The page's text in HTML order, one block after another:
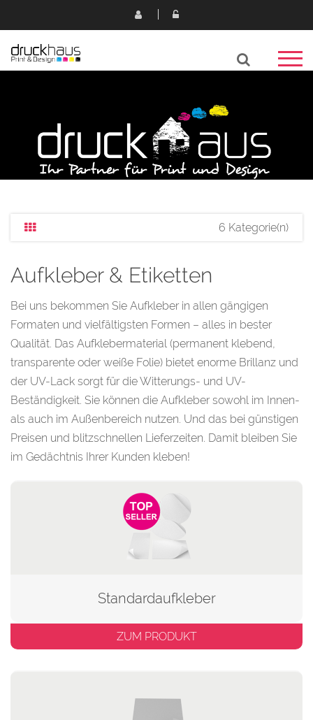
6 Kategorie(n)
Aufkleber & Etiketten
Bei uns bekommen Sie Aufkleber in allen gängigen
Formaten und vielfältigsten Formen – alles in bester
Qualität. Das Aufklebermaterial (permanent klebend,
transparente oder weiße Folie) bietet enorme Brillanz und
der UV-Lack sorgt für die Witterungs- und UV-
Beständigkeit. Sie können die Aufkleber sowohl im Innen-
als auch im Außenbereich nutzen. Und das bei günstigen
Preisen und blitzschnellen Lieferzeiten. Damit bleiben Sie
im Gedächtnis Ihrer Kunden kleben!
Standardaufkleber
ZUM PRODUKT